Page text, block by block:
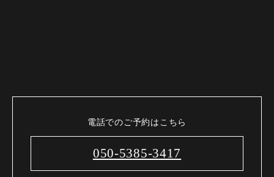
電話でのご予約はこちら
050-5385-3417